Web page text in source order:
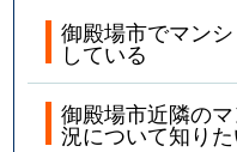
御殿場市でマン
している
御殿場市近隣の
況について知り